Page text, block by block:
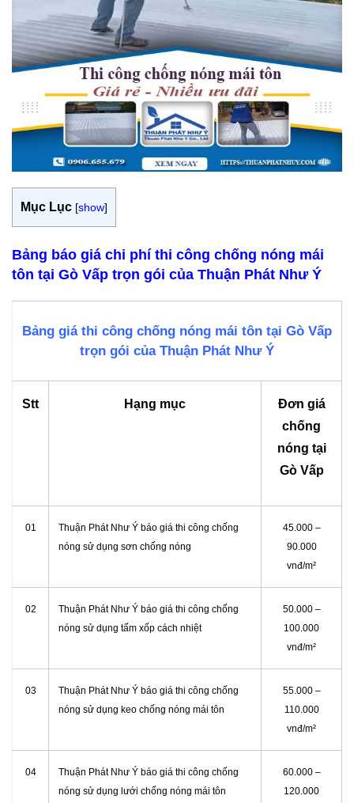
Mục Lục [show]
Bảng báo giá chi phí thi công chống nóng mái
tôn tại Gò Vấp trọn gói của Thuận Phát Như Ý
Bảng giá thi công chống nóng mái tôn tại Gò Vấp
trọn gói của Thuận Phát Như Ý
Stt Hạng mục
Đơn giá
chống
nóng tại
Gò Vấp
01
Thuận Phát Như Ý báo giá thi công chống
nóng sử dụng sơn chống nóng
45.000 –
90.000
vnđ/m²
02
Thuận Phát Như Ý báo giá thi công chống
nóng sử dụng tấm xốp cách nhiệt
50.000 –
100.000
vnđ/m²
03
Thuận Phát Như Ý báo giá thi công chống
nóng sử dụng keo chống nóng mái tôn
55.000 –
110.000
vnđ/m²
04
Thuận Phát Như Ý báo giá thi công chống
nóng sử dụng lưới chống nóng mái tôn
60.000 –
120.000